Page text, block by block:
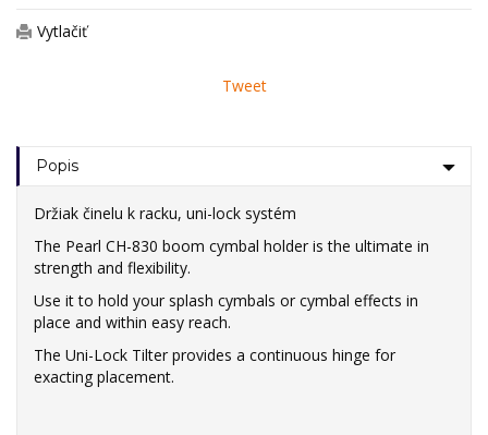
Vytlačiť
Tweet
Popis
Držiak činelu k racku, uni-lock systém
The Pearl CH-830 boom cymbal holder is the ultimate in
strength and flexibility.
Use it to hold your splash cymbals or cymbal effects in
place and within easy reach.
The Uni-Lock Tilter provides a continuous hinge for
exacting placement.